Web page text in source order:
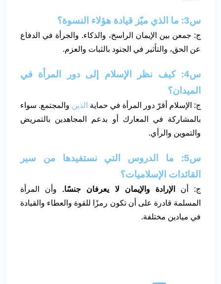
س3: ما الذي ميّز قيادة هؤلاء النسوة؟
ج: جمعن بين الإيمان الراسخ، والذكاء. والجرأة في الدفاع
عن الحق، والتأثير في الجنود بالثبات والعزم.
س4: كيف نظر الإسلام إلى دور المرأة في
الميدان؟
ج: الإسلام أقرّ دور المرأة في حماية الدين والمجتمع. سواء
بالمشاركة في المعارك أو بدعم المجاهدين بالتمريض
والتموين والرأي.
س5: ما الدروس التي نستفيدها من سير
القائدات الإسلاميات؟
ج: أن الإرادة والإيمان لا يعرفان جنسًا. وأن المرأة
المسلمة قادرة على أن تكون رمزًا للقوة والعطاء والقيادة
في ميادين مختلفة.